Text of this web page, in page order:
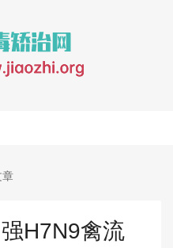
章
H7N9禽流